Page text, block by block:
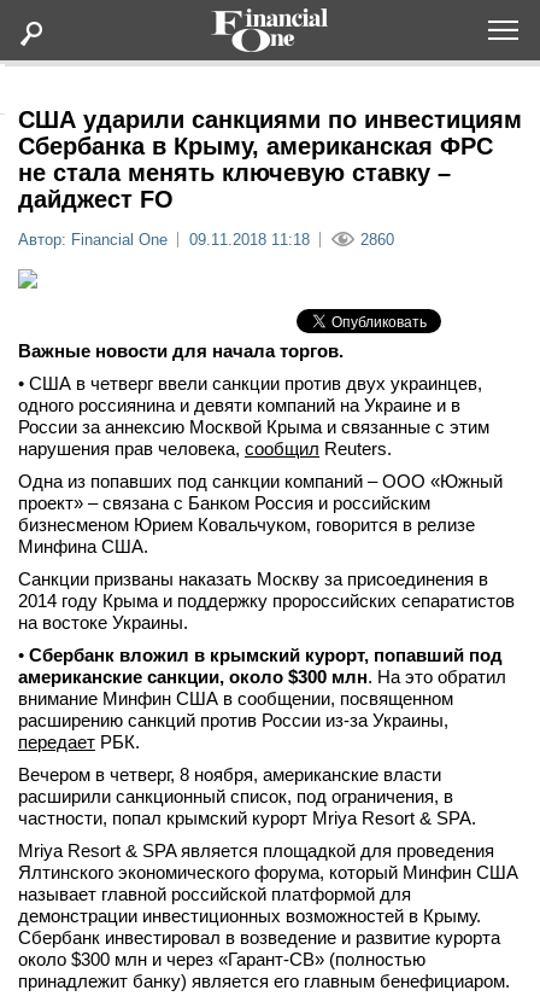
Статьи
Дайджесты
Мероприятия
Новости
Интервью
телеграм
Стать автором
Вход
США ударили санкциями по инвестициям
Сбербанка в Крыму, американская ФРС
не стала менять ключевую ставку –
дайджест FO
Автор: Financial One 09.11.2018 11:18 2860
Важные новости для начала торгов.
• США в четверг ввели санкции против двух украинцев,
одного россиянина и девяти компаний на Украине и в
России за аннексию Москвой Крыма и связанные с этим
нарушения прав человека, сообщил Reuters.
Одна из попавших под санкции компаний – ООО «Южный
проект» – связана с Банком Россия и российским
бизнесменом Юрием Ковальчуком, говорится в релизе
Минфина США.
Санкции призваны наказать Москву за присоединения в
2014 году Крыма и поддержку пророссийских сепаратистов
на востоке Украины.
• Сбербанк вложил в крымский курорт, попавший под
американские санкции, около $300 млн. На это обратил
внимание Минфин США в сообщении, посвященном
расширению санкций против России из-за Украины,
передает РБК.
Вечером в четверг, 8 ноября, американские власти
расширили санкционный список, под ограничения, в
частности, попал крымский курорт Mriya Resort & SPA.
Mriya Resort & SPA является площадкой для проведения
Ялтинского экономического форума, который Минфин США
называет главной российской платформой для
демонстрации инвестиционных возможностей в Крыму.
Сбербанк инвестировал в возведение и развитие курорта
около $300 млн и через «Гарант-СВ» (полностью
принадлежит банку) является его главным бенефициаром.